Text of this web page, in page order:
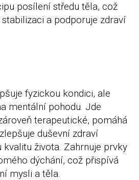
posílení středu těla, což
a podporuje zdraví
fyzickou kondici, ale
mentální pohodu. Jde
terapeutické, pomáhá
duševní zdraví
kvalitu života. Zahrnuje prvky
dýchání, což přispívá
mysli a těla.